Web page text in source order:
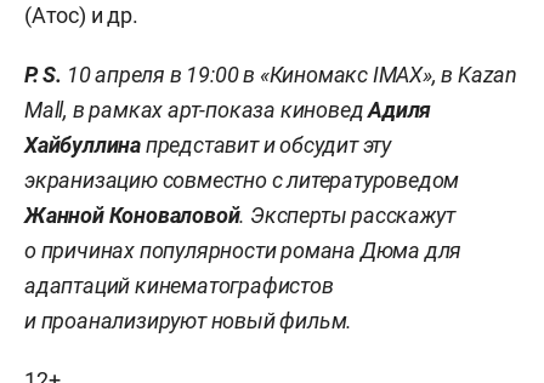
(Атос) и др.
P.S. 10 апреля в 19:00 в «Киномакс IMAX», вKazan
Mall, врамках арт-показа киноведАдиля
Хайбуллинапредставит и обсудит эту
экранизацию совместно с литературоведом
Жанной Коноваловой. Эксперты расскажут
о причинах популярности романа Дюма для
адаптаций кинематографистов
и проанализируют новый фильм.